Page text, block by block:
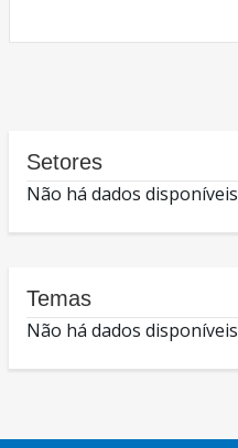
Setores
Não há dados disponíveis
Temas
Não há dados disponíveis